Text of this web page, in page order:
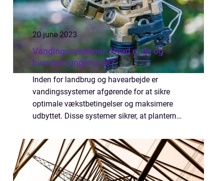
20 june 2023
Vandingssystemer: Hvad er de og
hvordan fungerer de?
Inden for landbrug og havearbejde er
vandingssystemer afgørende for at sikre
optimale vækstbetingelser og maksimere
udbyttet. Disse systemer sikrer, at planterne
med at man spare...